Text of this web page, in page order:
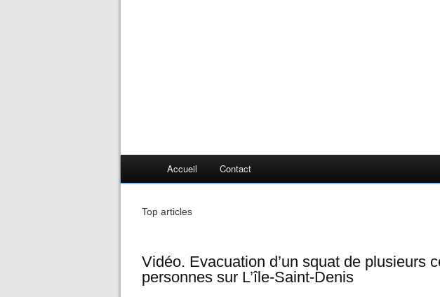
Accueil Contact
Top articles
Vidéo. Evacuation d’un squat de plusieurs
personnes sur L’île-Saint-Denis